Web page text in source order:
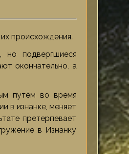
происхождения.
подвергшиеся
окончательно, а
путём во время
в изнанке, меняет
претерпевает
в Изнанку